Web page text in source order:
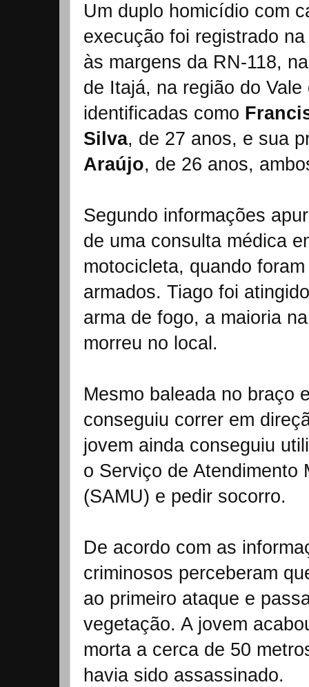
Um duplo homicídio com
execução foi registrado
às margens da RN-118,
de Itajá, na região do
identificadas como
Silva, de 27 anos, e sua
Araújo, de 26 anos,
Segundo informações
de uma consulta médica
motocicleta, quando
armados. Tiago foi
arma de fogo, a maioria
morreu no local.
Mesmo baleada no braço
conseguiu correr em
jovem ainda conseguiu
o Serviço de Atendimento
(SAMU) e pedir socorro.
De acordo com as
criminosos perceberam
ao primeiro ataque e
vegetação. A jovem
morta a cerca de 50
havia sido assassinado.